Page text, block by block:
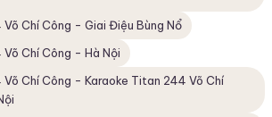
Chí Công - Giai Điệu Bùng Nổ
Chí Công - Hà Nội
Chí Công - Karaoke Titan 244 Võ Chí